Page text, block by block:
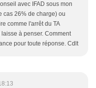
avec IFAD sous mon
cas 26% de charge) ou
comme l'arrêt du TA
à penser. Comment
pour toute réponse. Cdlt